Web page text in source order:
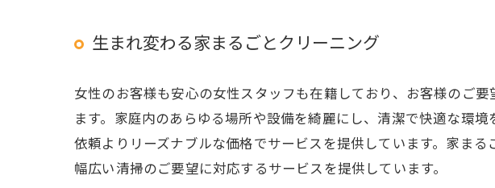
生まれ変わる家まるごとクリーニング
女性のお客様も安心の女性スタッフも在籍しており、お客様のご
ます。家庭内のあらゆる場所や設備を綺麗にし、清潔で快適な環
依頼よりリーズナブルな価格でサービスを提供しています。家ま
幅広い清掃のご要望に対応するサービスを提供しています。